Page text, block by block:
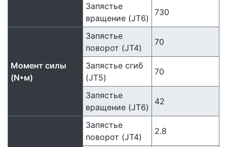
Запястье
вращение (JT6)
730
Момент силы
(N•м)
Запястье
поворот (JT4)
70
Запястье сгиб
(JT5)
70
Запястье
вращение (JT6)
42
Запястье
поворот (JT4)
2.8